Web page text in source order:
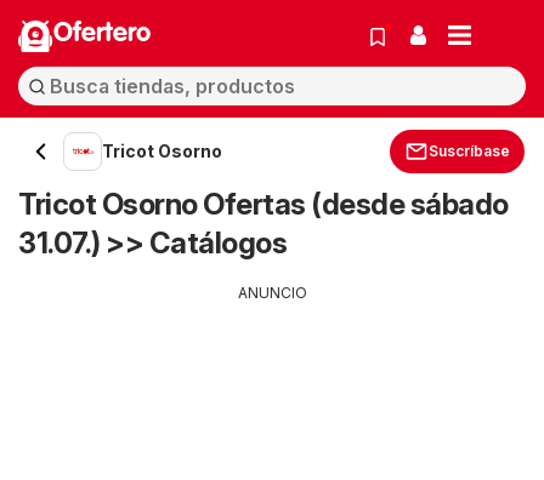
Ofertero
Tricot Osorno Suscríbase
Tricot Osorno Ofertas (desde sábado
31.07.) >> Catálogos
ANUNCIO